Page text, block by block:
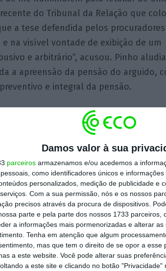
Damos valor à sua
parceiros armazenamos e/ou acedemos a
como identificadores únicos e
personalizados, medição de publicidade e
Com a sua permissão, nós e os nossos
precisos através da procura de dispositivos.
parte e pela parte dos nossos 1733 parceiros,
a informações mais pormenorizadas e alterar
Tenha em atenção que algum
mas que tem o direito de se opor a esse
a este website. Você pode alterar suas
a este site e clicando no botão "Privacidade"
do Tribunal da Relação que
a tese defendida pelos
e na visível vontade de exibição de um
e arbitrário”, acusou. Pinho
a apreensão da pensão do arguido,
e integral da pensão.
Manuel Pinho reportou ainda uma
que liderou as buscas fez
que esteve anteriormente com o
ex-governante (foi ministro entre 2005
e criminais” face a esta denúncia.
vai ficar provisoriamente sem o valor
de 30 mil euros brutos) que recebe
foi decidido pelo juiz Carlos